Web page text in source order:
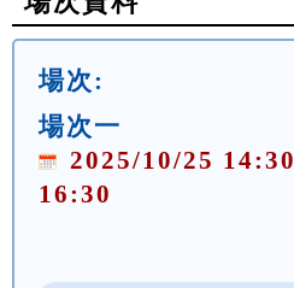
場次:
場次一
2025/10/25
16:30